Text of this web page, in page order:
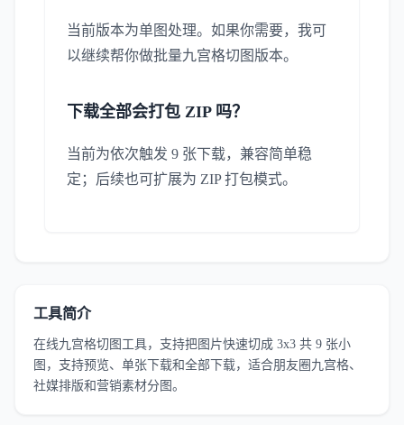
当前版本为单图处理。如果你需要，我可
以继续帮你做批量九宫格切图版本。
下载全部会打包 ZIP 吗？
当前为依次触发 9 张下载，兼容简单稳
定；后续也可扩展为 ZIP 打包模式。
工具简介
在线九宫格切图工具，支持把图片快速切成 3x3 共 9 张小
图，支持预览、单张下载和全部下载，适合朋友圈九宫格、
社媒排版和营销素材分图。